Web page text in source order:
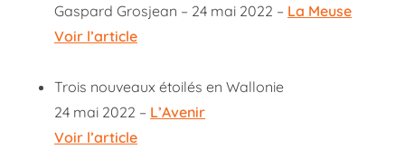
Gaspard Grosjean – 24 mai 2022 – La Meuse
Voir l’article
Trois nouveaux étoilés en Wallonie
24 mai 2022 – L’Avenir
Voir l’article